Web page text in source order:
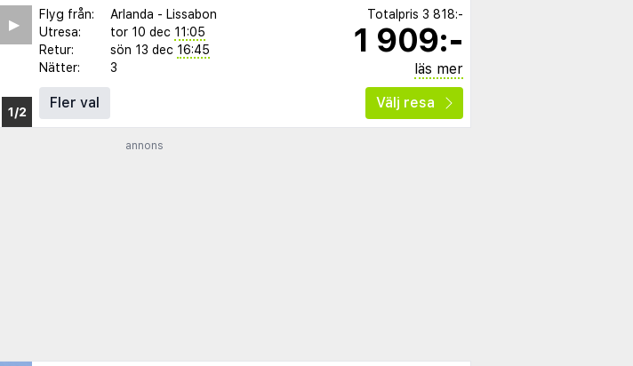
Flyg från: Arlanda - Lissabon
Utresa:
tor 10 dec 11:05
Retur:
sön 13 dec 16:45
Nätter:
3
Totalpris 3 818:-
1 909:-
läs mer
Fler val
Välj resa
annons